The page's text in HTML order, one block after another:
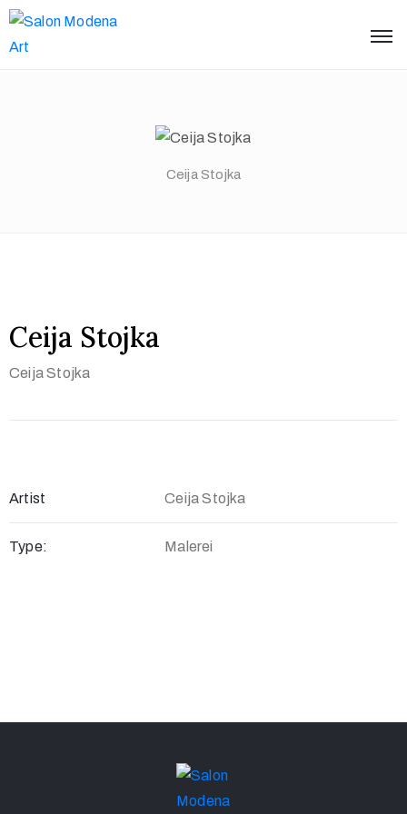
Ceija Stojka
Ceija Stojka
Ceija Stojka
Artist Ceija Stojka
Type: Malerei